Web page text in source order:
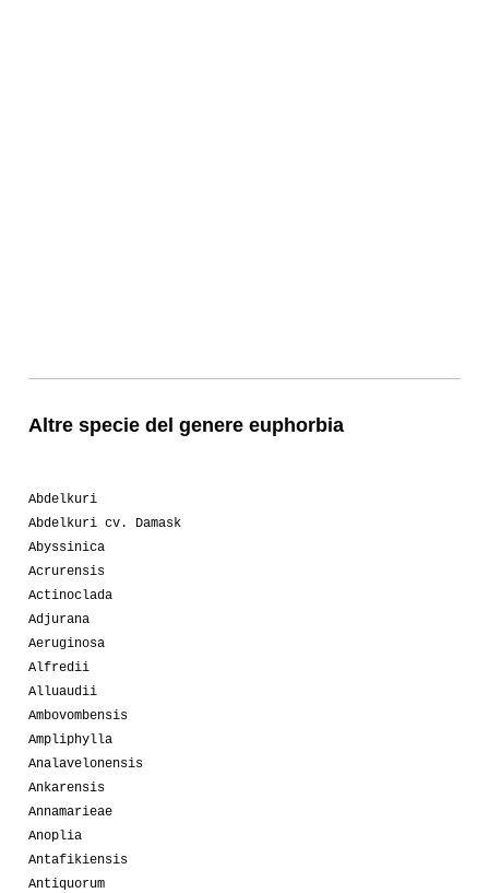
Altre specie del genere euphorbia
Abdelkuri
Abdelkuri cv. Damask
Abyssinica
Acrurensis
Actinoclada
Adjurana
Aeruginosa
Alfredii
Alluaudii
Ambovombensis
Ampliphylla
Analavelonensis
Ankarensis
Annamarieae
Anoplia
Antafikiensis
Antiquorum